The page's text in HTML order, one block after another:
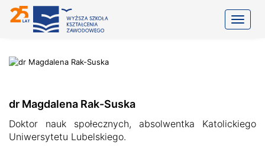
dr Magdalena Rak-Suska
Doktor nauk społecznych, absolwentka Katolickiego
Uniwersytetu Lubelskiego.